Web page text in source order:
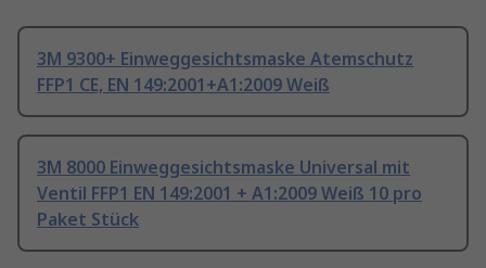
3M 9300+ Einweggesichtsmaske Atemschutz
FFP1 CE, EN 149:2001+A1:2009 Weiß
3M 8000 Einweggesichtsmaske Universal mit
Ventil FFP1 EN 149:2001 + A1:2009 Weiß 10 pro
Paket Stück